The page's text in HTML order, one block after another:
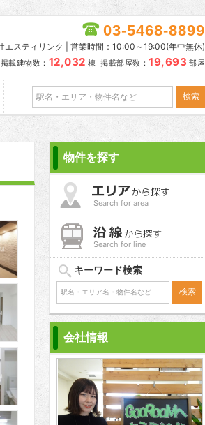
03-5468-8899
エスティリンク | 営業時間：10:00～19:00(年中無休)
掲載建物数： 12,032 棟 掲載部屋数： 19,693 部屋
物件を探す
Search for area
Search for line
キーワード検索
会社情報